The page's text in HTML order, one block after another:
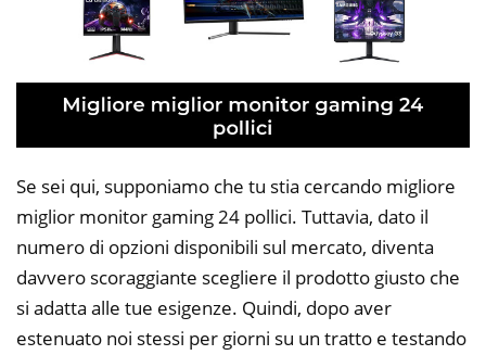
Se sei qui, supponiamo che tu stia cercando migliore
miglior monitor gaming 24 pollici. Tuttavia, dato il
numero di opzioni disponibili sul mercato, diventa
davvero scoraggiante scegliere il prodotto giusto che
si adatta alle tue esigenze. Quindi, dopo aver
estenuato noi stessi per giorni su un tratto e testando